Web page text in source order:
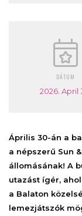
DÁTUM
2026. April
Április 30-án a
a népszerű Sun
állomásának! A
utazást ígér,
a Balaton
lemezjátszók